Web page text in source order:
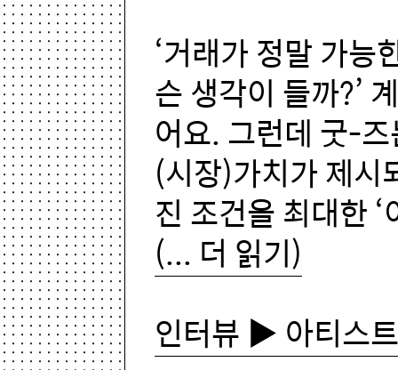
‘거래가 정말 가능
슨 생각이 들까?’
어요. 그런데 굿-
(시장)가치가 제시
진 조건을 최대한
(... 더 읽기)
인터뷰 ▶ 아티스